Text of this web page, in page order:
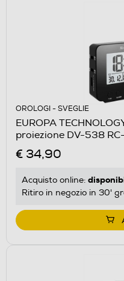
OROLOGI - SVEGLIE
EUROPA
proiezione DV-538
€ 34,90
Acquisto online:
Ritiro in negozio in 30'